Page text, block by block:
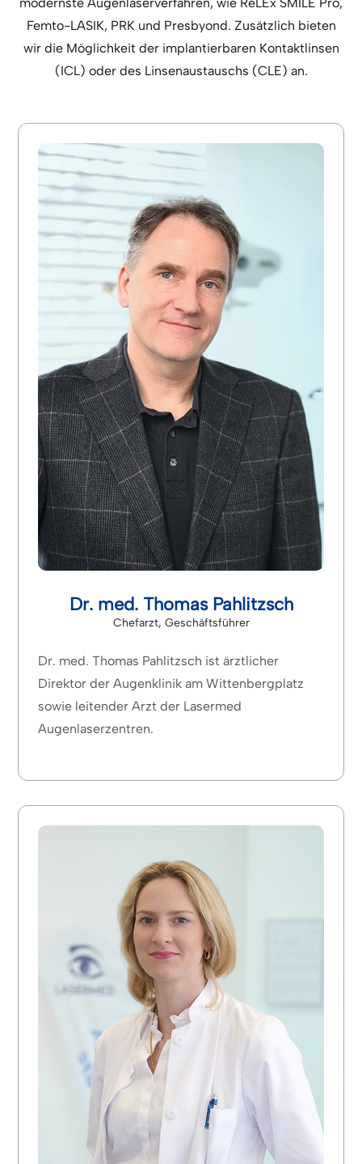
Femto-LASIK, PRK und Presbyond. Zusätzlich bieten
wir die Möglichkeit der implantierbaren Kontaktlinsen
(ICL) oder des Linsenaustauschs (CLE) an.
Dr. med. Thomas Pahlitzsch
Chefarzt, Geschäftsführer
Dr. med. Thomas Pahlitzsch ist ärztlicher
Direktor der Augenklinik am Wittenbergplatz
sowie leitender Arzt der Lasermed
Augenlaserzentren.